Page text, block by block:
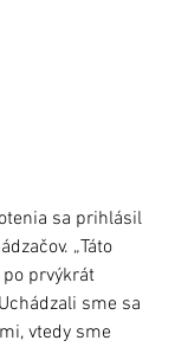
sa prihlásil
„Táto
prvýkrát
sme sa
vtedy sme